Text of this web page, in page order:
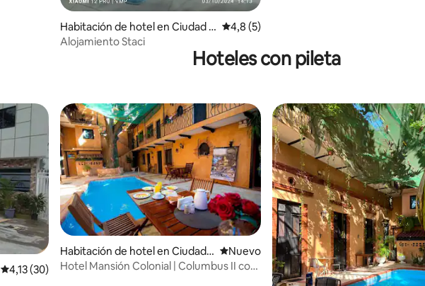
Habitación de hotel en Ciudad C
olonial
Calificación promedio: 4,8 de 5. 5
4,8 (5)
Alojamiento Staci
Hoteles con pileta
Calificación promedio: 4,13 de 5. 30 evaluaciones
4,13 (30)
Habitación de hotel en Ciudad
Colonial
Lugar nuevo para alojarse
Nuevo
Hotel Mansión Colonial | Columbus II con